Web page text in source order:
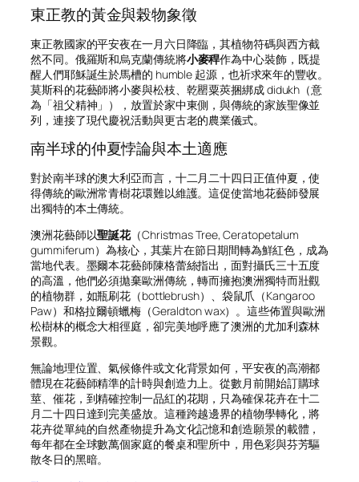
東正教的黃金與榖物象徵
東正教國家的平安夜在一月六日降臨，其植物符碼與西方截
然不同。俄羅斯和烏克蘭傳統將小麥稈作為中心裝飾，既提
醒人們耶穌誕生於馬槽的 humble 起源，也祈求來年的豐收。
莫斯科的花藝師將小麥與松枝、乾罌粟莢捆綁成didukh （意
為「祖父精神」），放置於家中東側，與傳統的家族聖像並
列，連接了現代慶祝活動與更古老的農業儀式。
南半球的仲夏悖論與本土適應
對於南半球的澳大利亞而言，十二月二十四日正值仲夏，使
得傳統的歐洲常青樹花環難以維護。這促使當地花藝師發展
出獨特的本土傳統。
澳洲花藝師以聖誕花（Christmas Tree,Ceratopetalum
gummiferum）為核心，其葉片在節日期間轉為鮮紅色，成為
當地代表。墨爾本花藝師陳格蕾絲指出，面對攝氏三十五度
的高溫，他們必須拋棄歐洲傳統，轉而擁抱澳洲獨特而壯觀
的植物群，如瓶刷花（bottlebrush）、袋鼠爪（Kangaroo
Paw）和格拉爾頓蠟梅（Geraldton wax）。這些佈置與歐洲
松樹林的概念大相徑庭，卻完美地呼應了澳洲的尤加利森林
景觀。
無論地理位置、氣候條件或文化背景如何，平安夜的高潮都
體現在花藝師精準的計時與創造力上。從數月前開始訂購球
莖、催花，到精確控制一品紅的花期，只為確保花卉在十二
月二十四日達到完美盛放。這種跨越邊界的植物學轉化，將
花卉從單純的自然產物提升為文化記憶和創造願景的載體，
每年都在全球數萬個家庭的餐桌和聖所中，用色彩與芬芳驅
散冬日的黑暗。